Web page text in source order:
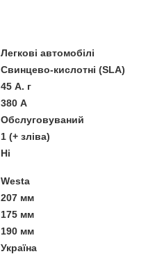
Легкові автомобілі
Свинцево-кислотні (SLA)
45 А. г
380 А
Обслуговуваний
1 (+ зліва)
Ні
Westa
207 мм
175 мм
190 мм
Україна